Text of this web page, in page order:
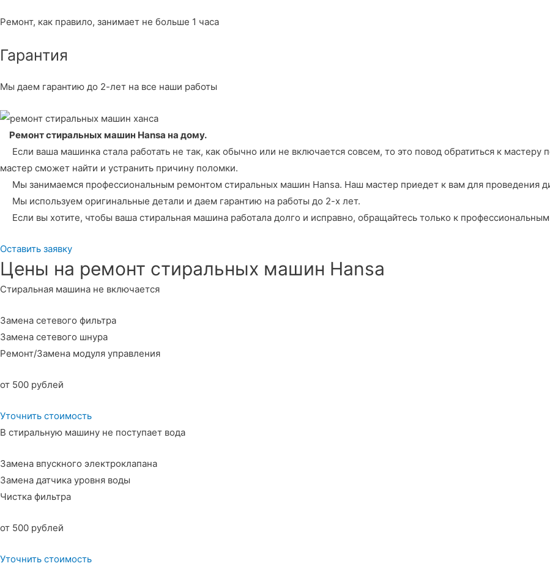
Ремонт, как правило, занимает не больше 1 часа
Гарантия
Мы даем гарантию до 2-лет на все наши работы
Ремонт стиральных машин Hansa на дому.
Если ваша машинка стала работать не так, как обычно или не включается совсем, то это повод обратиться к
мастер сможет найти и устранить причину поломки.
Мы занимаемся профессиональным ремонтом стиральных машин Hansa. Наш мастер приедет к вам для проведения
Мы используем оригинальные детали и даем гарантию на работы до 2-х лет.
Если вы хотите, чтобы ваша стиральная машина работала долго и исправно, обращайтесь только к
Оставить заявку
Цены на ремонт стиральных машин Hansa
Стиральная машина не включается
Замена сетевого фильтра
Замена сетевого шнура
Ремонт/Замена модуля управления
от 500 рублей
Уточнить стоимость
В стиральную машину не поступает вода
Замена впускного электроклапана
Замена датчика уровня воды
Чистка фильтра
от 500 рублей
Уточнить стоимость